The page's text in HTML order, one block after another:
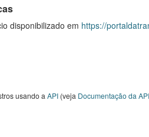
disponibilizado em https://
usando a API(veja Documentação da API